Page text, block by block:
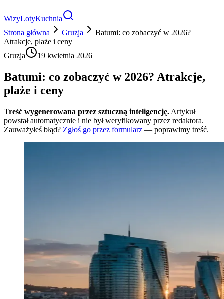
WizyLotyKuchnia
Strona główna
Gruzja
Batumi: co zobaczyć w 2026?
Atrakcje, plaże i ceny
Gruzja
19 kwietnia 2026
Batumi: co zobaczyć w 2026? Atrakcje,
plaże i ceny
Treść wygenerowana przez sztuczną inteligencję. Artykuł
powstał automatycznie i nie był weryfikowany przez redaktora.
Zauważyłeś błąd? Zgłoś go przez formularz — poprawimy treść.